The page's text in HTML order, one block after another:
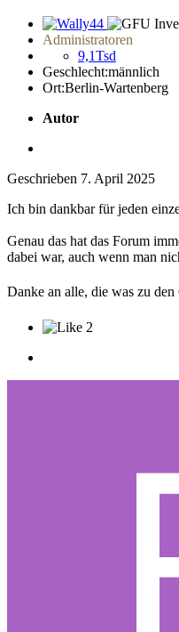
Administratoren
9,1Tsd
Geschlecht:männlich
Ort:Berlin-Wartenberg
Autor
Geschrieben 7. April 2025
Ich bin dankbar für jeden
Genau das hat das Forum
dabei war, auch wenn man
Danke an alle, die was zu
2